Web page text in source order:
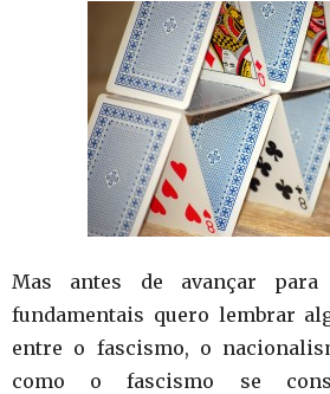
Mas antes de avançar
fundamentais quero lembrar
entre o fascismo, o
como o fascismo se